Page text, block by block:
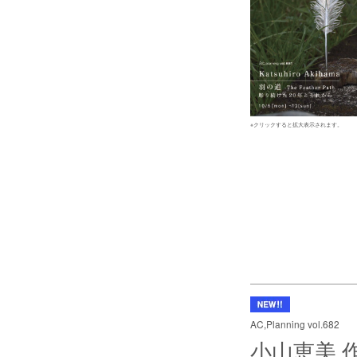
※クリックすると拡大表示されます。
AC,Planning vol.682
小山恵美